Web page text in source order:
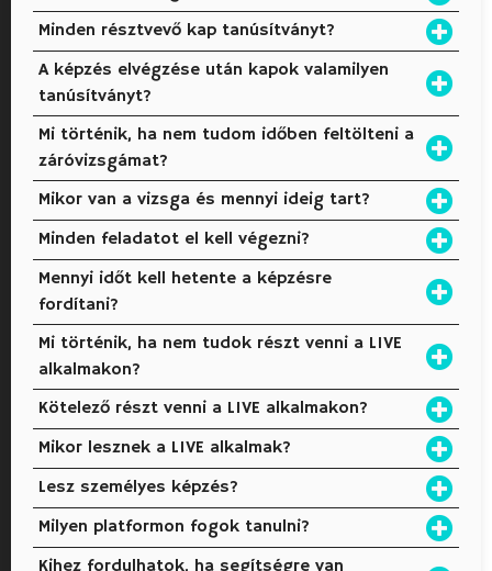
Minden résztvevő kap tanúsítványt?
A képzés elvégzése után kapok valamilyen
tanúsítványt?
Mi történik, ha nem tudom időben feltölteni a
záróvizsgámat?
Mikor van a vizsga és mennyi ideig tart?
Minden feladatot el kell végezni?
Mennyi időt kell hetente a képzésre
fordítani?
Mi történik, ha nem tudok részt venni a LIVE
alkalmakon?
Kötelező részt venni a LIVE alkalmakon?
Mikor lesznek a LIVE alkalmak?
Lesz személyes képzés?
Milyen platformon fogok tanulni?
Kihez fordulhatok, ha segítségre van